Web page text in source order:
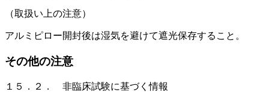
（取扱い上の注意）
アルミピロー開封後は湿気を避けて遮光保存すること。
その他の注意
１５．２． 非臨床試験に基づく情報